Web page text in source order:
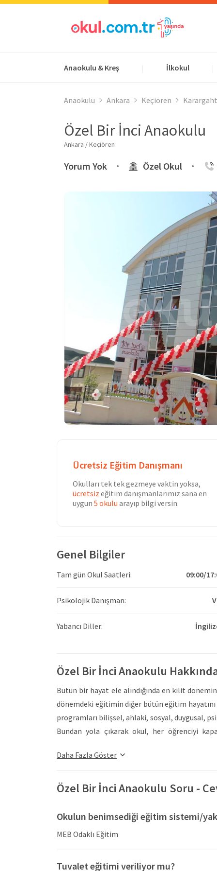
Anaokulu & Kreş İlkokul
Anaokulu Ankara Keçiören
Özel Bir İnci Anaokulu
Ankara / Keçiören
Yorum Yok Özel Okul
Ücretsiz Eğitim Danışmanı
Okulları tek tek gezmeye vaktin yoksa,
ücretsiz eğitim danışmanlarımız sana en
uygun 5 okulu arayıp bilgi versin.
Genel Bilgiler
Tam gün Okul Saatleri: 09:00/
Psikolojik Danışman:
Yabancı Diller:
Özel Bir İnci Anaokulu
Bütün bir hayat ele alındığında en kilit
dönemdeki eğitimin diğer bütün eğitim
programları bilişsel, ahlaki, sosyal, duygusal,
Bundan yola çıkarak okul, her öğrenciyi
büyük yerleşkesinde bulunan 7 katlı bir
tamamlanmış olmaktadır.
ilişkileri kurmalarını hedefleyerek temel fen
dersleri verilmektedir. Milli ve manevi
okuma yazma dönemine hazırlığı
Daha Fazla Göster
Özel Bir İnci Anaokulu Soru -
Okulun benimsediği eğitim sistemi/
MEB Odaklı Eğitim
Tuvalet eğitimi veriliyor mu?